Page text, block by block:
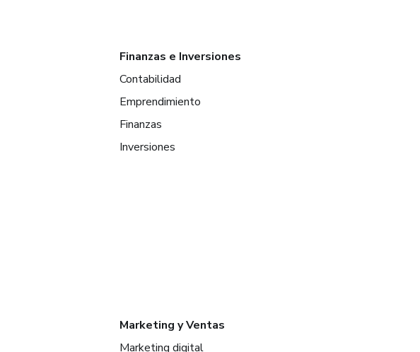
Finanzas e Inversiones
Contabilidad
Emprendimiento
Finanzas
Inversiones
Marketing y Ventas
Marketing digital